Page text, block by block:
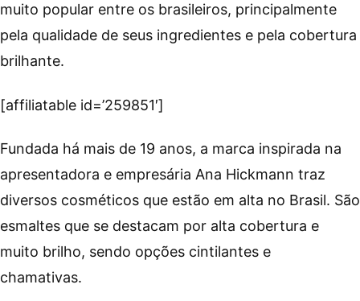
muito popular entre os brasileiros, principalmente
pela qualidade de seus ingredientes e pela cobertura
brilhante.
[affiliatable id=’259851′]
Fundada há mais de 19 anos, a marca inspirada na
apresentadora e empresária Ana Hickmann traz
diversos cosméticos que estão em alta no Brasil. São
esmaltes que se destacam por alta cobertura e
muito brilho, sendo opções cintilantes e
chamativas.